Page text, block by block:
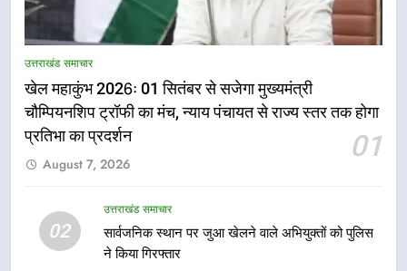
उत्तराखंड समाचार
खेल महाकुंभ 2026ः 01 सितंबर से सजेगा मुख्यमंत्री
चौम्पियनशिप ट्रॉफी का मंच, न्याय पंचायत से राज्य स्तर तक होगा
प्रतिभा का प्रदर्शन
01
August 7, 2026
02
उत्तराखंड समाचार
सार्वजनिक स्थान पर जुआ खेलने वाले अभियुक्तों को पुलिस
ने किया गिरफ्तार
राष्ट्रीय हथकरघा दिवस पर मुख्यमंत्री
कारीगरों को किया सम्मानित
उत्तराखंड समाचार
6
का गठन
उत्तराखंड समाचार